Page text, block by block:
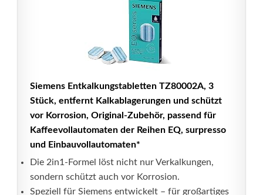
Siemens Entkalkungstabletten TZ80002A, 3
Stück, entfernt Kalkablagerungen und schützt
vor Korrosion, Original-Zubehör, passend für
Kaffeevollautomaten der Reihen EQ, surpresso
und Einbauvollautomaten*
Die 2in1-Formel löst nicht nur Verkalkungen,
sondern schützt auch vor Korrosion.
Speziell für Siemens entwickelt – für großartiges